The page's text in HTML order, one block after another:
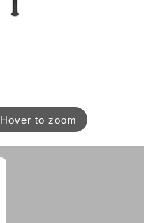
Hover to zoom